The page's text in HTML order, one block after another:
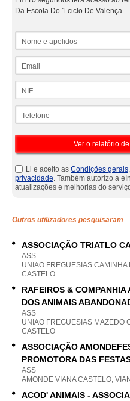
Da Escola Do 1.ciclo De Valença
Li e aceito as Condições gerais,
privacidade. Também autorizo a
atualizações e melhorias do
Outros utilizadores pesquisaram
ASSOCIAÇÃO TRIATLO
ASS
UNIAO FREGUESIAS
CASTELO
RAFEIROS &
DOS ANIMAIS
ASS
UNIAO FREGUESIAS MAZEDO
CASTELO
ASSOCIAÇÃO
PROMOTORA DAS
ASS
AMONDE VIANA CASTELO,
ACOD' ANIMAIS -